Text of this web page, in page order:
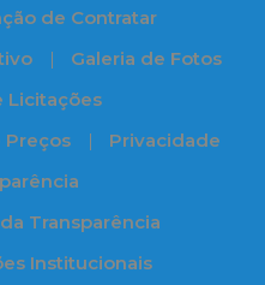
de Contratar
Galeria de Fotos
Licitações
Preços
Privacidade
Transparência
Institucionais